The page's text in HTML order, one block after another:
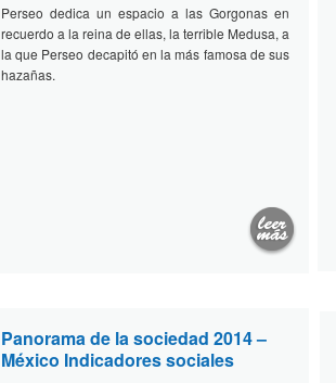
Perseo dedica un espacio a las Gorgonas en
recuerdo a la reina de ellas, la terrible Medusa, a
la que Perseo decapitó en la más famosa de sus
hazañas.
Panorama de la sociedad 2014 –
México Indicadores sociales